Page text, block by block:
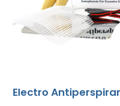
Electro